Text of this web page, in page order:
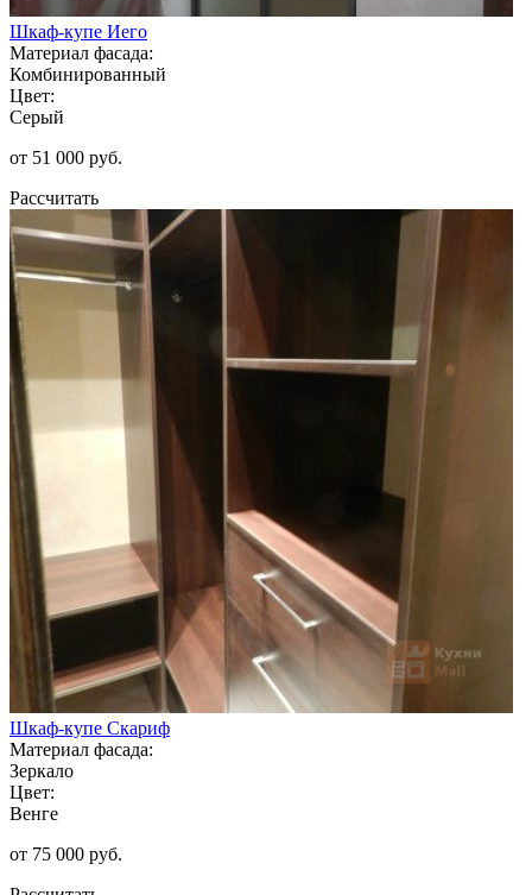
Шкаф-купе Иего
Материал фасада:
Комбинированный
Цвет:
Серый
от 51 000 руб.
Рассчитать
Шкаф-купе Скариф
Материал фасада:
Зеркало
Цвет:
Венге
от 75 000 руб.